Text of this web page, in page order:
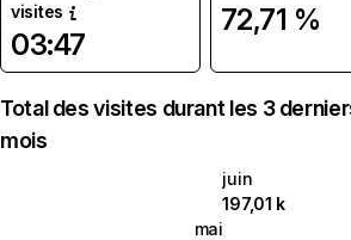
visites
03:47
72,71 %
Total des visites durant les 3
mois
juin
197,01 k
mai